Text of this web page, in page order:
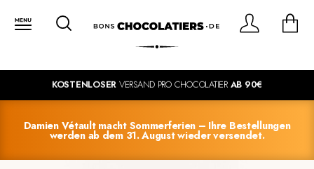
KOSTENLOSER VERSAND PRO CHOCOLATIER AB 90€
Damien Vétault macht Sommerferien – Ihre Bestellungen
werden ab dem 31. August wieder versendet.